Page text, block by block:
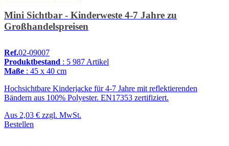
Mini Sichtbar - Kinderweste 4-7 Jahre zu
Großhandelspreisen
Ref.02-09007
Produktbestand : 5 987 Artikel
Maße : 45 x 40 cm
Hochsichtbare Kinderjacke für 4-7 Jahre mit reflektierenden
Bändern aus 100% Polyester. EN17353 zertifiziert.
Aus 2,03 € zzgl. MwSt.
Bestellen